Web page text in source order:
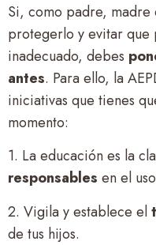
Si, como padre,
protegerlo y evitar que
inadecuado, debes
antes. Para ello, la
iniciativas que tienes
momento:
1. La educación es la
responsables en el
2. Vigila y establece el
de tus hijos.